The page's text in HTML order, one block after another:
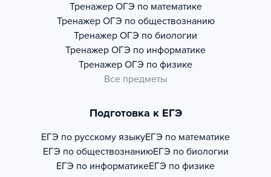
Тренажер ОГЭ по математике
Тренажер ОГЭ по обществознанию
Тренажер ОГЭ по биологии
Тренажер ОГЭ по информатике
Тренажер ОГЭ по физике
Все предметы
Подготовка к ЕГЭ
ЕГЭ по русскому языкуЕГЭ по математике
ЕГЭ по обществознаниюЕГЭ по биологии
ЕГЭ по информатикеЕГЭ по физике